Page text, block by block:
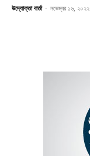
উদ্যোক্তা বার্তা - নভেম্বর ১৬, ২০২২